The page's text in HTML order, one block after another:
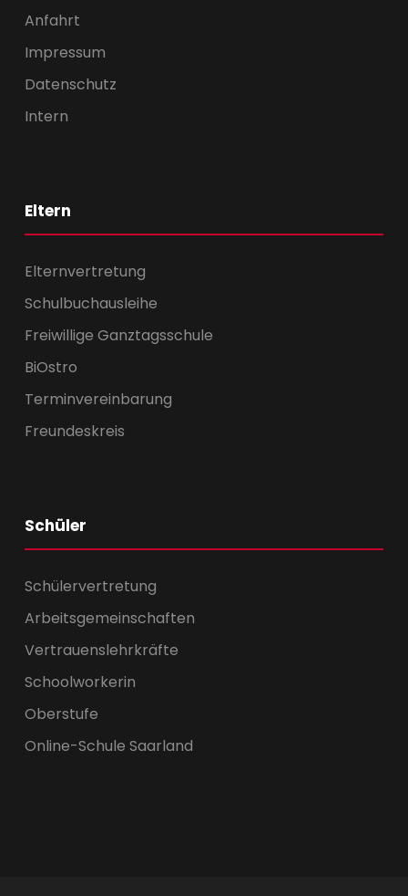
Anfahrt
Impressum
Datenschutz
Intern
Eltern
Elternvertretung
Schulbuchausleihe
Freiwillige Ganztagsschule
BiOstro
Terminvereinbarung
Freundeskreis
Schüler
Schülervertretung
Arbeitsgemeinschaften
Vertrauenslehrkräfte
Schoolworkerin
Oberstufe
Online-Schule Saarland